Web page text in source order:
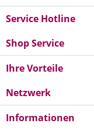
Service Hotline
Shop Service
Ihre Vorteile
Netzwerk
Informationen